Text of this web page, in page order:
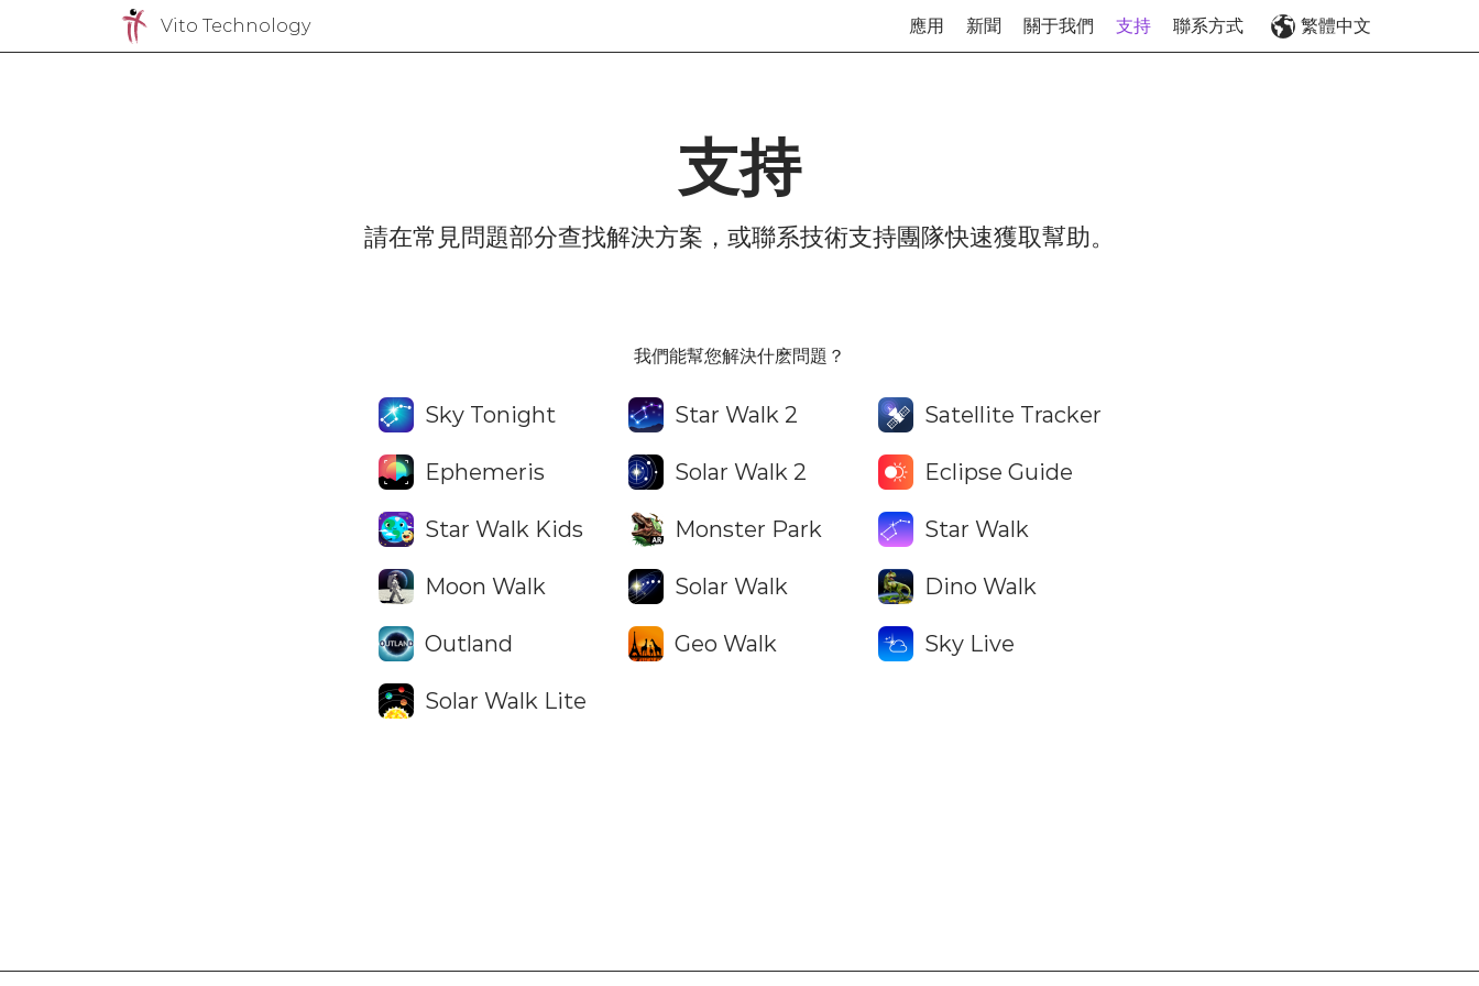
Vito Technology 應用 新聞 關于我們 支持 聯系方式 繁體中文
支持
請在常見問題部分查找解決方案，或聯系技術支持團隊快速獲取幫助。
我們能幫您解決什麽問題？
Sky Tonight Star Walk 2 Satellite Tracker
Ephemeris Solar Walk 2 Eclipse Guide
Star Walk Kids Monster Park Star Walk
Moon Walk Solar Walk Dino Walk
Outland Geo Walk Sky Live
Solar Walk Lite